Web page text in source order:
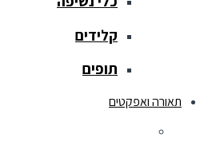
קלידים
תופים
תאורה ואפקטים